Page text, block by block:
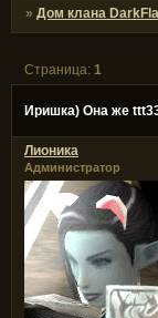
»Дом клана
Иришка) Она же
Страница:1
Лионика
Администратор